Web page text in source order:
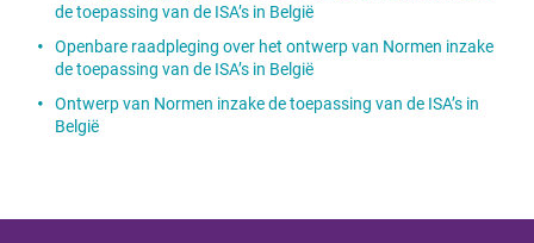
de toepassing van de ISA’s in België
Openbare raadpleging over het ontwerp van Normen inzake
de toepassing van de ISA’s in België
Ontwerp van Normen inzake de toepassing van de ISA’s in
België